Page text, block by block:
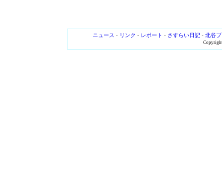
ニュース - リンク - レポート - さすらい日記- 北谷